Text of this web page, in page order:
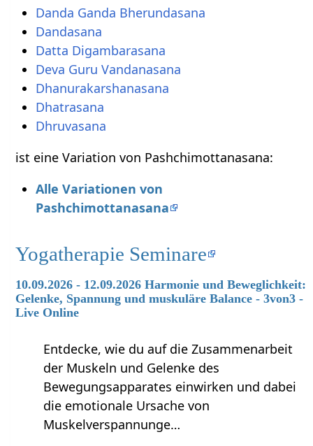
Danda Ganda Bherundasana
Dandasana
Datta Digambarasana
Deva Guru Vandanasana
Dhanurakarshanasana
Dhatrasana
Dhruvasana
ist eine Variation von Pashchimottanasana:
Alle Variationen von
Pashchimottanasana
Yogatherapie Seminare
10.09.2026 - 12.09.2026 Harmonie und Beweglichkeit:
Gelenke, Spannung und muskuläre Balance - 3von3 -
Live Online
Entdecke, wie du auf die Zusammenarbeit
der Muskeln und Gelenke des
Bewegungsapparates einwirken und dabei
die emotionale Ursache von
Muskelverspannunge…